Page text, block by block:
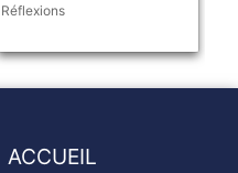
Réflexions
ACCUEIL